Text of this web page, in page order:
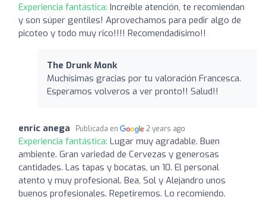
Experiencia fantástica: Increíble atención, te recomiendan
y son súper gentiles! Aprovechamos para pedir algo de
picoteo y todo muy rico!!!! Recomendadísimo!!
The Drunk Monk
Muchísimas gracias por tu valoración Francesca.
Esperamos volveros a ver pronto!! Salud!!
enric anega Publicada en 2 years ago
Experiencia fantástica: Lugar muy agradable. Buen
ambiente. Gran variedad de Cervezas y generosas
cantidades. Las tapas y bocatas, un 10. El personal
atento y muy profesional. Bea, Sol y Alejandro unos
buenos profesionales. Repetiremos. Lo recomiendo.